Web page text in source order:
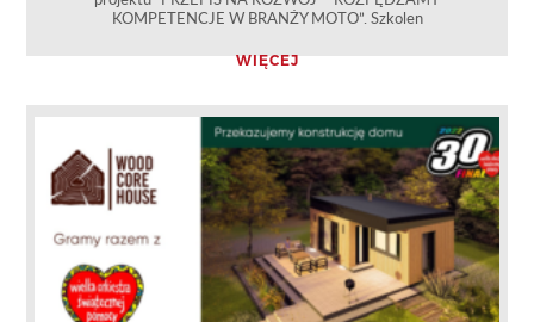
KOMPETENCJE W BRANŻY MOTO”. Szkolen
WIĘCEJ